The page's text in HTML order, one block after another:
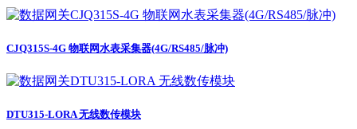
CJQ315S-4G 物联网水表采集器(4G/RS485/脉冲)
DTU315-LORA 无线数传模块